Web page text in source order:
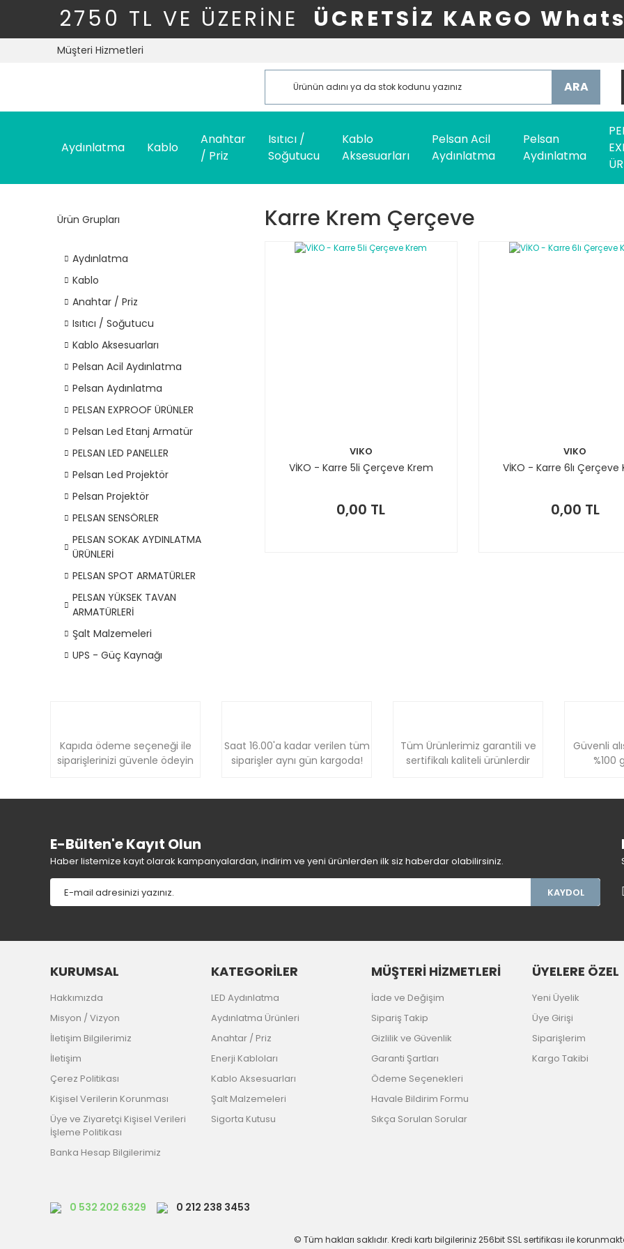
2750 TL VE ÜZERİNE ÜCRETSİZ KARGO
Müşteri Hizmetleri
ARA
Aydınlatma Kablo
Anahtar
/ Priz
Isıtıcı /
Soğutucu
Kablo
Aksesuarları
Pelsan Acil
Aydınlatma
Pelsan
Aydınlatma
Ürün Grupları
Aydınlatma
Kablo
Anahtar / Priz
Isıtıcı / Soğutucu
Kablo Aksesuarları
Pelsan Acil Aydınlatma
Pelsan Aydınlatma
PELSAN EXPROOF ÜRÜNLER
Pelsan Led Etanj Armatür
PELSAN LED PANELLER
Pelsan Led Projektör
Pelsan Projektör
PELSAN SENSÖRLER
PELSAN SOKAK AYDINLATMA
ÜRÜNLERİ
PELSAN SPOT ARMATÜRLER
PELSAN YÜKSEK TAVAN
ARMATÜRLERİ
Şalt Malzemeleri
UPS - Güç Kaynağı
Karre Krem Çerçeve
VIKO
VİKO - Karre 5li Çerçeve Krem
0,00 TL
VIKO
VİKO - Karre 6lı Çerçeve
0,00 TL
Kapıda ödeme seçeneği ile
siparişlerinizi güvenle ödeyin
Saat 16.00'a kadar verilen tüm
siparişler aynı gün kargoda!
Tüm Ürünlerimiz garantili ve
sertifikalı kaliteli ürünlerdir
Güvenli
%100
E-Bülten'e Kayıt Olun
Haber listemize kayıt olarak kampanyalardan, indirim ve yeni ürünlerden ilk siz haberdar olabilirsiniz.
KAYDOL
KURUMSAL
Hakkımızda
Misyon / Vizyon
İletişim Bilgilerimiz
İletişim
Çerez Politikası
Kişisel Verilerin Korunması
Üye ve Ziyaretçi Kişisel Verileri
İşleme Politikası
Banka Hesap Bilgilerimiz
KATEGORİLER
LED Aydınlatma
Aydınlatma Ürünleri
Anahtar / Priz
Enerji Kabloları
Kablo Aksesuarları
Şalt Malzemeleri
Sigorta Kutusu
MÜŞTERİ HİZMETLERİ
İade ve Değişim
Sipariş Takip
Gizlilik ve Güvenlik
Garanti Şartları
Ödeme Seçenekleri
Havale Bildirim Formu
Sıkça Sorulan Sorular
ÜYELERE ÖZEL
Yeni Üyelik
Üye Girişi
Siparişlerim
Kargo Takibi
0 532 202 6329 0 212 238 3453
© Tüm hakları saklıdır. Kredi kartı bilgileriniz 256bit SSL sertifikası ile